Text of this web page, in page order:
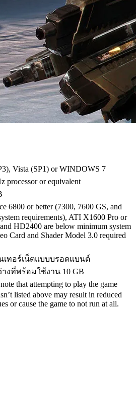
Vista (SP1) or WINDOWS 7
or equivalent
or better (7300, 7600 GS, and
requirements), ATI X1600 Pro or
HD2400 are below minimum system
Card and Shader Model 3.0 required
เทอร์เน็ตแบบบรอดแบนด์
ที่พร้อมใช้งาน 10 GB
that attempting to play the game
listed above may result in reduced
or cause the game to not run at all.